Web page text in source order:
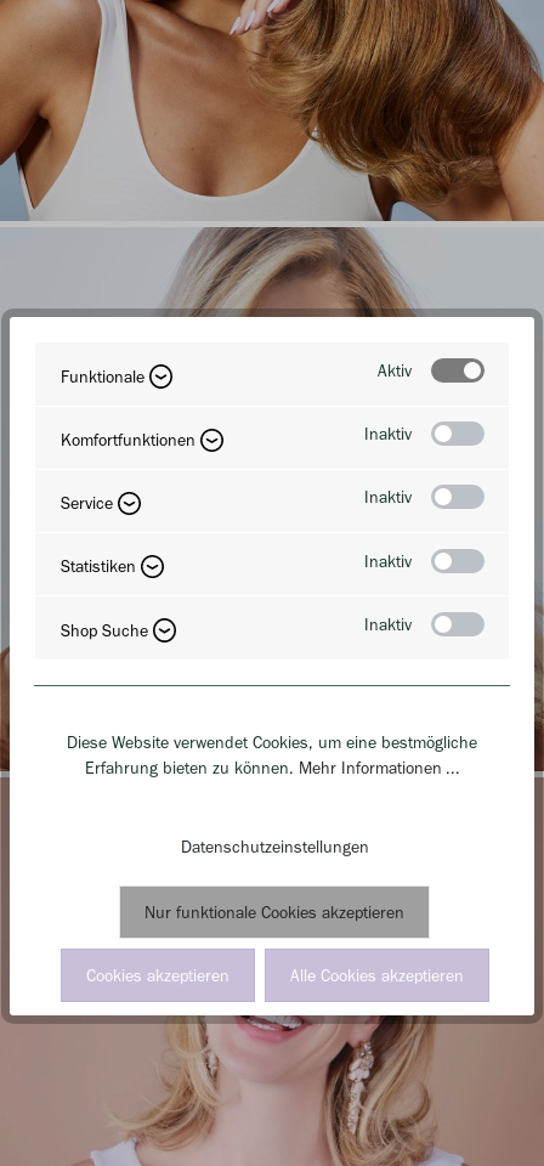
Funktionale Aktiv
Komfortfunktionen Inaktiv
Service Inaktiv
Statistiken Inaktiv
Shop Suche Inaktiv
Diese Website verwendet Cookies, um eine bestmögliche
Erfahrung bieten zu können. Mehr Informationen ...
Datenschutzeinstellungen
Nur funktionale Cookies akzeptieren
Cookies akzeptieren Alle Cookies akzeptieren